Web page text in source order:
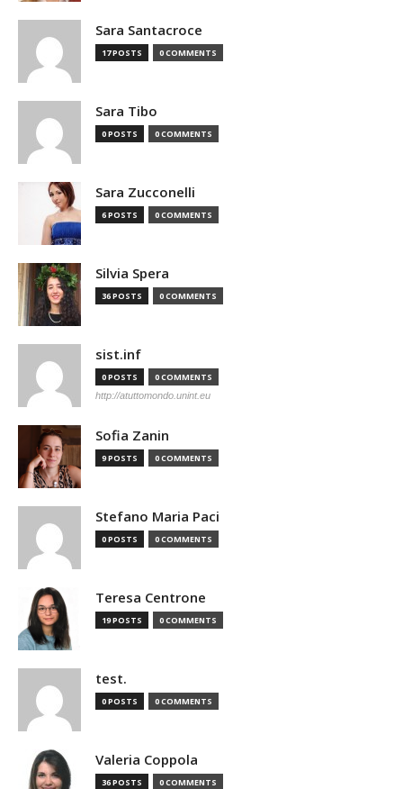
Sara Santacroce
17 POSTS 0 COMMENTS
Sara Tibo
0 POSTS 0 COMMENTS
Sara Zucconelli
6 POSTS 0 COMMENTS
Silvia Spera
36 POSTS 0 COMMENTS
sist.inf
0 POSTS 0 COMMENTS
http://atuttomondo.unint.eu
Sofia Zanin
9 POSTS 0 COMMENTS
Stefano Maria Paci
0 POSTS 0 COMMENTS
Teresa Centrone
19 POSTS 0 COMMENTS
test.
0 POSTS 0 COMMENTS
Valeria Coppola
36 POSTS 0 COMMENTS